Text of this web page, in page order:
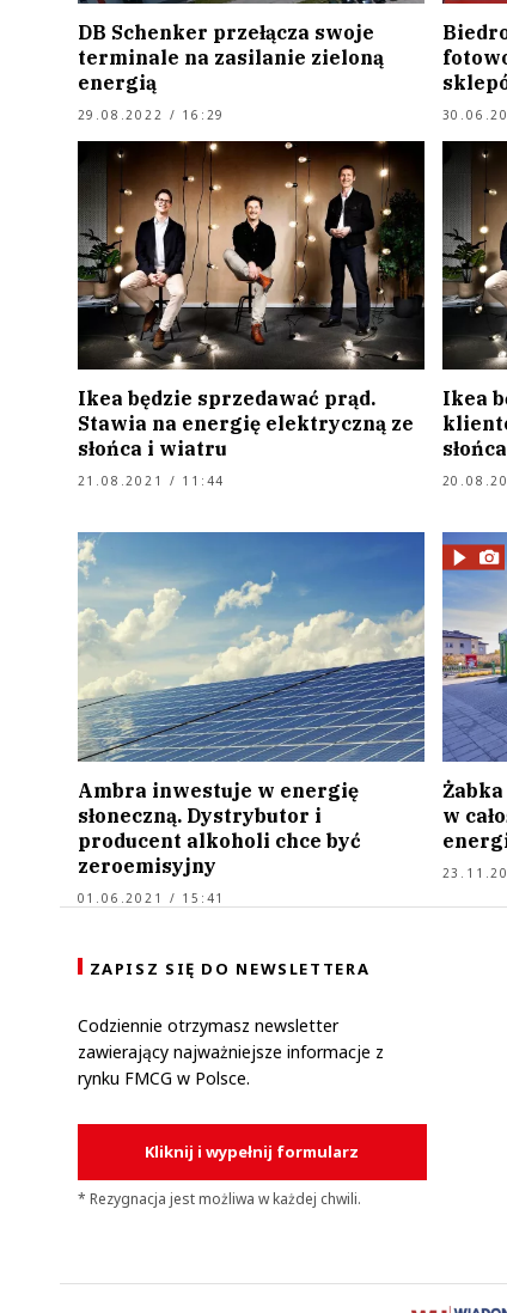
DB Schenker przełącza swoje
terminale na zasilanie zieloną
energią
29.08.2022 / 16:29
Ikea będzie sprzedawać prąd.
Stawia na energię elektryczną ze
słońca i wiatru
21.08.2021 / 11:44
Ikea
Ambra inwestuje w energię
słoneczną. Dystrybutor i
producent alkoholi chce być
zeroemisyjny
01.06.2021 / 15:41
w
ZAPISZ SIĘ DO NEWSLETTERA
Codziennie otrzymasz newsletter
zawierający najważniejsze informacje z
rynku FMCG w Polsce.
Kliknij i wypełnij formularz
* Rezygnacja jest możliwa w każdej chwili.